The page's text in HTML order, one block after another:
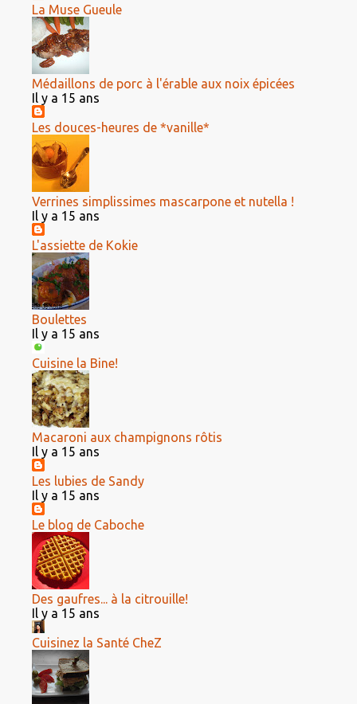
La Muse Gueule
Médaillons de porc à l'érable aux noix épicées
Il y a 15 ans
Les douces-heures de *vanille*
Verrines simplissimes mascarpone et nutella !
Il y a 15 ans
L'assiette de Kokie
Boulettes
Il y a 15 ans
Cuisine la Bine!
Macaroni aux champignons rôtis
Il y a 15 ans
Les lubies de Sandy
Il y a 15 ans
Le blog de Caboche
Des gaufres... à la citrouille!
Il y a 15 ans
Cuisinez la Santé CheZ